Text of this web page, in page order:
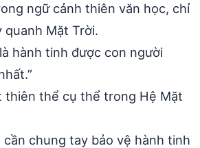
ngữ cảnh thiên văn học, chỉ
Mặt Trời.
hành tinh được con người
thiên thể cụ thể trong Hệ Mặt
cần chung tay bảo vệ hành tinh